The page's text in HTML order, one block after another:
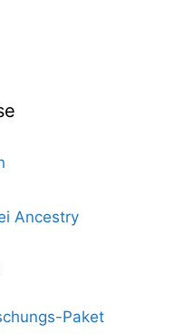
Ancestry
Paket